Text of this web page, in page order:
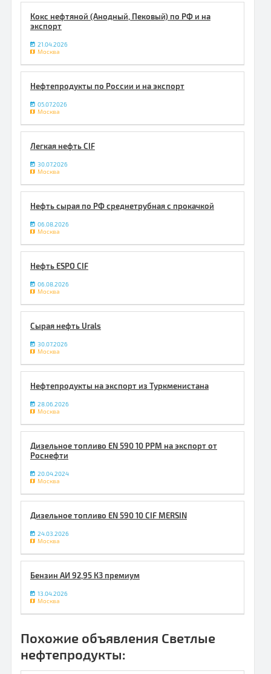
Кокс нефтяной (Анодный, Пековый) по РФ и на
экспорт
21.04.2026
Москва
Нефтепродукты по России и на экспорт
05.07.2026
Москва
Легкая нефть CIF
30.07.2026
Москва
Нефть сырая по РФ среднетрубная с прокачкой
06.08.2026
Москва
Нефть ESPO CIF
06.08.2026
Москва
Сырая нефть Urals
30.07.2026
Москва
Нефтепродукты на экспорт из Туркменистана
28.06.2026
Москва
Дизельное топливо EN 590 10 PPM на экспорт от
Роснефти
20.04.2024
Москва
Дизельное топливо EN 590 10 CIF MERSIN
24.03.2026
Москва
Бензин АИ 92,95 К3 премиум
13.04.2026
Москва
Похожие объявления Светлые
нефтепродукты: